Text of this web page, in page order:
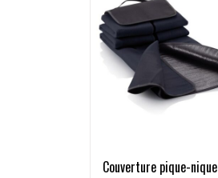
Couverture pique-nique